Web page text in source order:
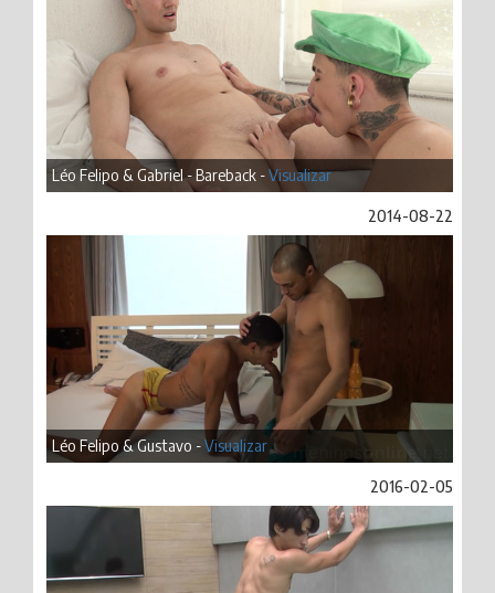
Léo Felipo & Gabriel - Bareback -Visualizar
2014-08-22
Léo Felipo & Gustavo -Visualizar
2016-02-05